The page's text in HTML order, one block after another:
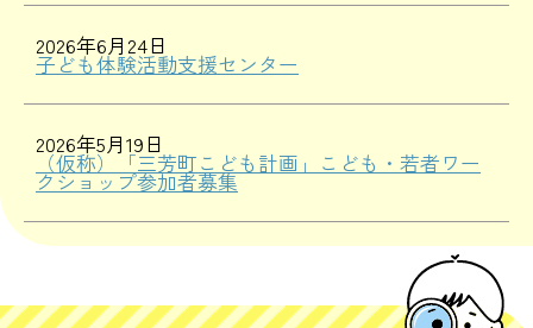
2026年6月24日
子ども体験活動支援センター
2026年5月19日
（仮称）「三芳町こども計画」こども・若者ワー
クショップ参加者募集